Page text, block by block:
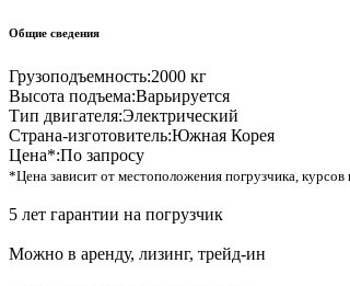
Общие сведения
Грузоподъемность:2000 кг
Высота подъема:Варьируется
Тип двигателя:Электрический
Страна-изготовитель:Южная Корея
Цена*:По запросу
*Цена зависит от местоположения погрузчика,
5 лет гарантии на погрузчик
Можно в аренду, лизинг, трейд-ин